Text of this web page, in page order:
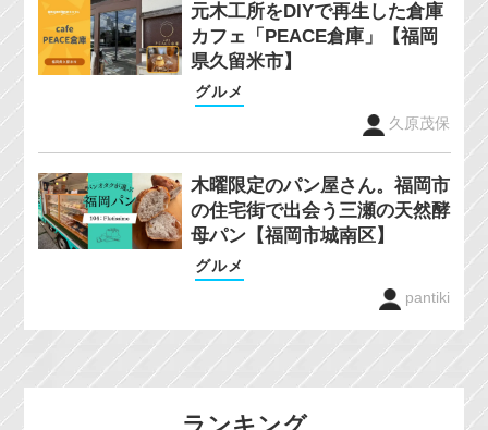
元木工所をDIYで再生した倉庫
カフェ「PEACE倉庫」【福岡
県久留米市】
グルメ
久原茂保
木曜限定のパン屋さん。福岡市
の住宅街で出会う三瀬の天然酵
母パン【福岡市城南区】
グルメ
pantiki